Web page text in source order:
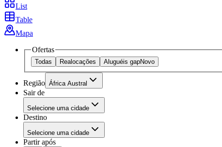
List
Table
Mapa
Ofertas
Todas Realocações Aluguéis gapNovo
Região África Austral
Sair de
Selecione uma cidade
Destino
Selecione uma cidade
Partir após